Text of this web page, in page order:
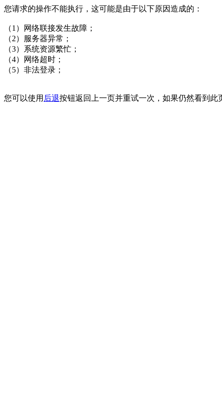
您请求的操作不能执行，这可能是由于以下原因造成的：
（1）网络联接发生故障；
（2）服务器异常；
（3）系统资源繁忙；
（4）网络超时；
（5）非法登录；
您可以使用 后退按钮返回上一页并重试一次，如果仍然看到此